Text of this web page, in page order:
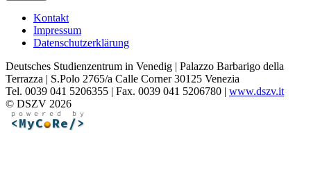
Kontakt
Impressum
Datenschutzerklärung
Deutsches Studienzentrum in Venedig | Palazzo Barbarigo della
Terrazza | S.Polo 2765/a Calle Corner 30125 Venezia
Tel. 0039 041 5206355 | Fax. 0039 041 5206780 | www.dszv.it
© DSZV 2026